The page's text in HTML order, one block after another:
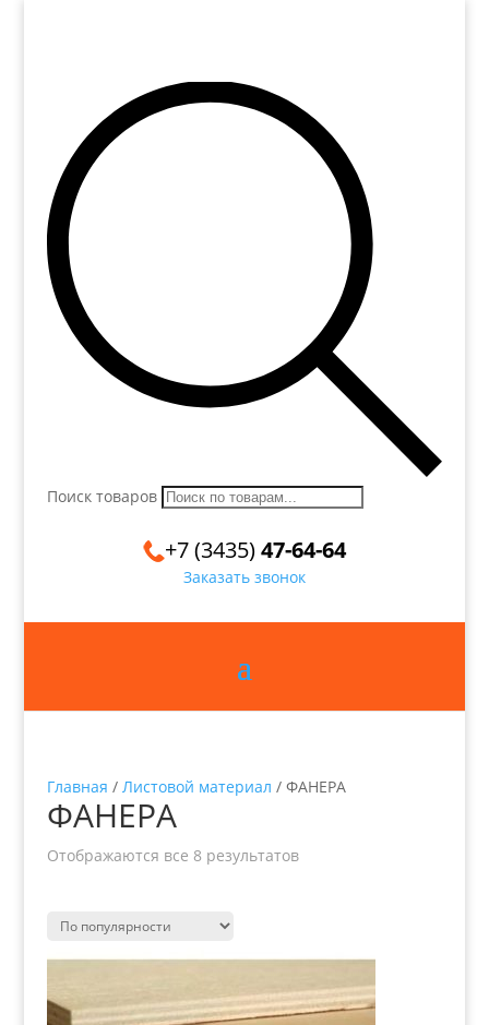
Поиск товаров
+7 (3435)47-64-64
Заказать звонок
Главная / Листовой материал / ФАНЕРА
ФАНЕРА
Отображаются все 8 результатов